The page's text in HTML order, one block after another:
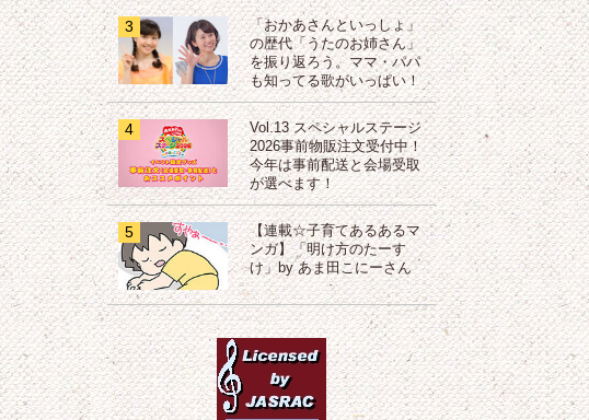
3
「おかあさんといっしょ」
の歴代「うたのお姉さん」
を振り返ろう。ママ・パパ
も知ってる歌がいっぱい！
4
Vol.13 スペシャルステージ
2026事前物販注文受付中！
今年は事前配送と会場受取
が選べます！
5
【連載☆子育てあるあるマ
ンガ】「明け方のたーす
け」by あま田こにーさん